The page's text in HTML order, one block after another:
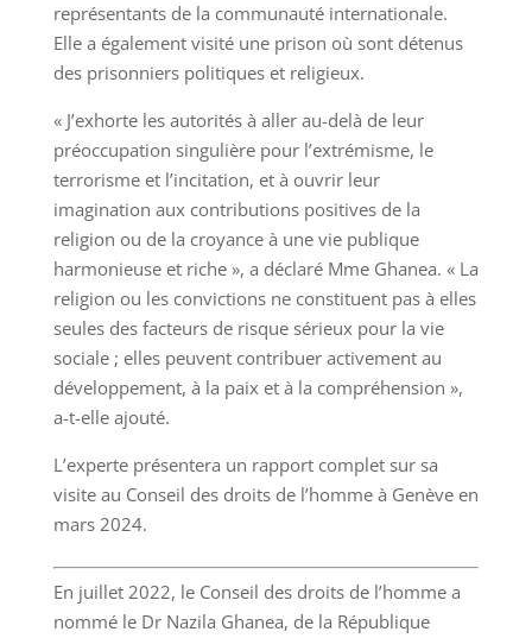
représentants de la communauté internationale.
Elle a également visité une prison où sont détenus
des prisonniers politiques et religieux.
« J’exhorte les autorités à aller au-delà de leur
préoccupation singulière pour l’extrémisme, le
terrorisme et l’incitation, et à ouvrir leur
imagination aux contributions positives de la
religion ou de la croyance à une vie publique
harmonieuse et riche », a déclaré Mme Ghanea. « La
religion ou les convictions ne constituent pas à elles
seules des facteurs de risque sérieux pour la vie
sociale ; elles peuvent contribuer activement au
développement, à la paix et à la compréhension »,
a-t-elle ajouté.
L’experte présentera un rapport complet sur sa
visite au Conseil des droits de l’homme à Genève en
mars 2024.
En juillet 2022, le Conseil des droits de l’homme a
nommé le Dr Nazila Ghanea, de la République